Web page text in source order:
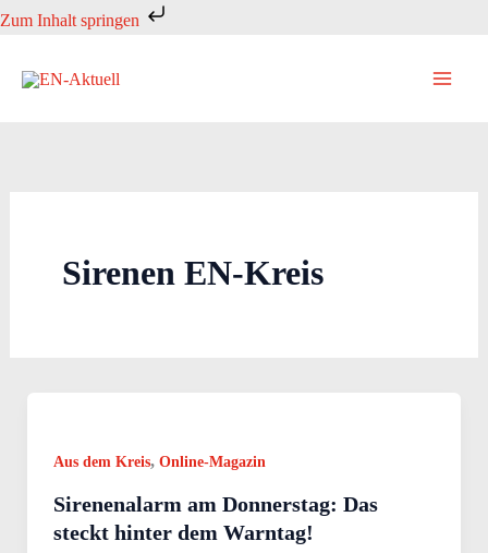
Zum Inhalt springen
Zum
springen
Sirenen EN-Kreis
Aus dem Kreis, Online-Magazin
Sirenenalarm am Donnerstag: Das
steckt hinter dem Warntag!